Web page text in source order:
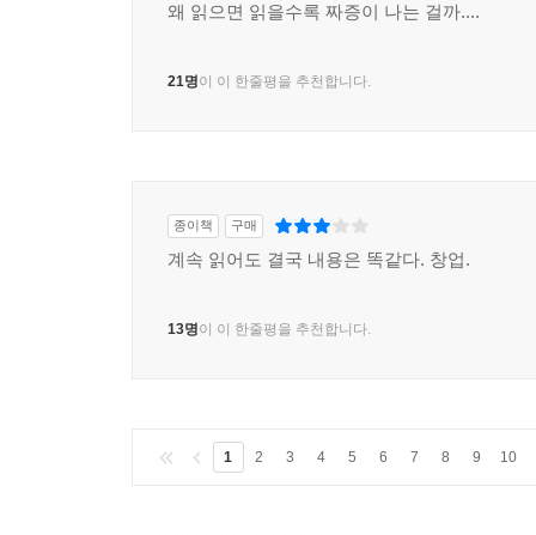
왜 읽으면 읽을수록 짜증이 나는 걸까....
21명이 이 한줄평을 추천합니다.
종이책 구매
계속 읽어도 결국 내용은 똑같다. 창업.
13명이 이 한줄평을 추천합니다.
1 2 3 4 5 6 7 8 9 10